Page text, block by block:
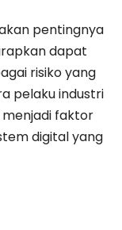
pentingnya
dapat
risiko yang
pelaku industri
menjadi faktor
digital yang